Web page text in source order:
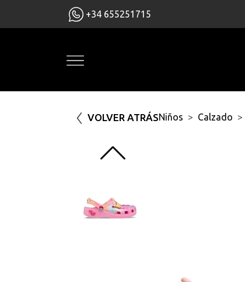
+34 655251715
VOLVER ATRÁSNiños Calzado